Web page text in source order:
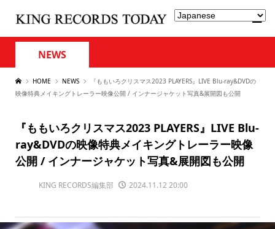
NEWS
HOME NEWS
『ももいろクリスマス2023 PLAYERS』LIVE Blu-ray&DVDの
映像特典メイキングトレーラー映像公開 / インナージャケット写真&展開図も公開
『ももいろクリスマス2023 PLAYERS』LIVE Blu-
ray&DVDの映像特典メイキングトレーラー映像
公開 / インナージャケット写真&展開図も公開
KING RECORDS編集部 2024.11.12 20:00